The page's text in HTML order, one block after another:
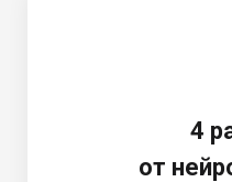
4
от